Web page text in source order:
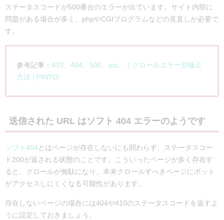
ステータスコードが500番台のエラーが出ています。 サイト内部に
問題がある場合が多く、phpやCGIプログラムなどの見直しが必要で
す。
参考記事： 403、404、500、etc…｜クロールエラー別修正
方法 | PINTO!
送信された URL はソフト 404 エラーのようです
ソフト404とはページが存在しないにも関わらず、ステータスコー
ド200が返される状態のことです。こういったページが多く存在す
ると、クロールが無駄になり、本来クロールすべきページにボット
がアクセスしにくくなる可能性があります。
存在しないページの場合には404や410のステータスコードを返すよ
うに設定しておきましょう。